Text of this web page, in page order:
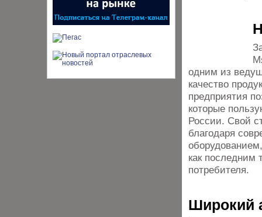
одним из
качество
предприятия
которые
России. Свой
благодаря
как последним
потребителя.
Широкий